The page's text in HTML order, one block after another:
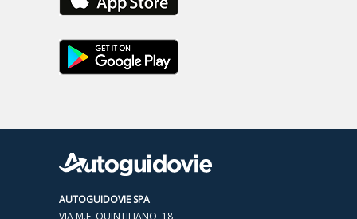
AUTOGUIDOVIE SPA
VIA M.F. QUINTILIANO, 18